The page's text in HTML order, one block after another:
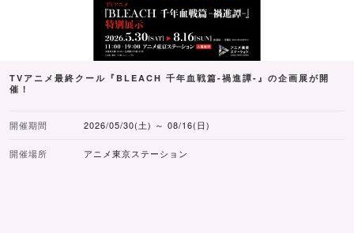
TVアニメ最終クール『BLEACH 千年血戦篇-禍進譚-』の企画展が開
催！
開催期間 2026/05/30(土) ～ 08/16(日)
開催場所 アニメ東京ステーション